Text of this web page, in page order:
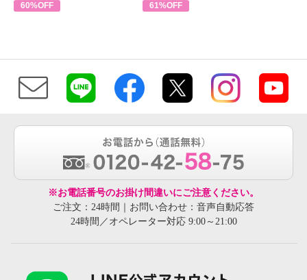
60%OFF 61%OFF
※お電話番号のお掛け間違いにご注意ください。
ご注文：24時間｜お問い合わせ：音声自動応答
24時間／オペレーター対応 9:00～21:00